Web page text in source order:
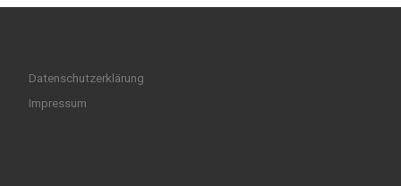
Datenschutzerklärung
Impressum